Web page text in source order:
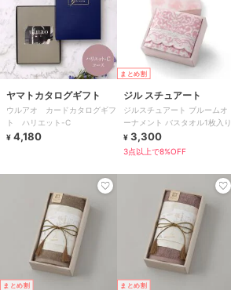
ヤマトカタログギフト
ウルアオ カードカタログギフ
ト ハリエット-C
¥ 4,180
まとめ割
ジル スチュアート
ジルスチュアート ブルームオ
ーナメント バスタオル1枚入り
¥ 3,300
3点以上で8%OFF
まとめ割 まとめ割